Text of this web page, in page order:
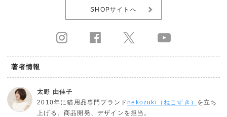
SHOPサイトへ
著者情報
太野 由佳子
2010年に猫用品専門ブランドnekozuki（ねこずき） を立ち
上げる。商品開発、デザインを担当。